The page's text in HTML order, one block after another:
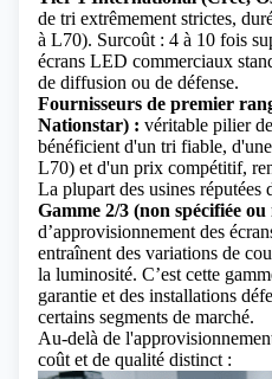
de tri extrêmement strictes,
à L70). Surcoût : 4 à 10 fois
écrans LED commerciaux
de diffusion ou de défense.
Fournisseurs de premier
Nationstar) : véritable pilier
bénéficient d'un tri fiable,
L70) et d'un prix compétitif,
La plupart des usines réputées
Gamme 2/3 (non spécifiée
d’approvisionnement des
entraînent des variations de
la luminosité. C’est cette
garantie et des installations
certains segments de marché.
Au-delà de
coût et de qualité distinct :